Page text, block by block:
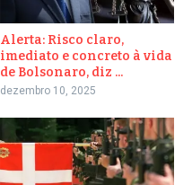
Alerta: Risco claro,
imediato e concreto à vida
de Bolsonaro, diz ...
dezembro 10, 2025